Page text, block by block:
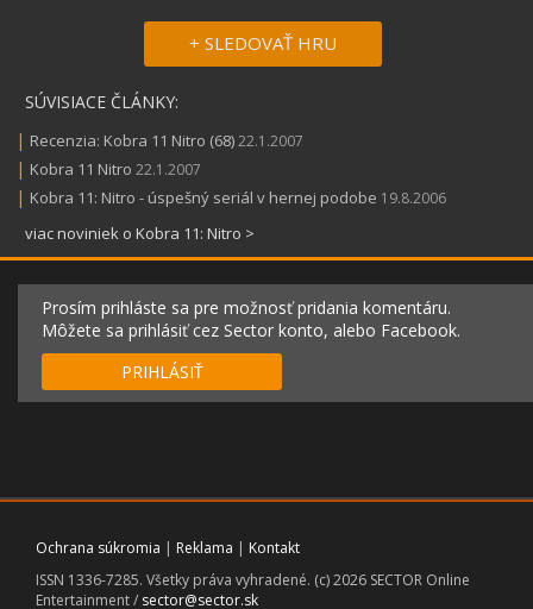
+ SLEDOVAŤ HRU
SÚVISIACE ČLÁNKY:
| Recenzia: Kobra 11 Nitro (68)22.1.2007
| Kobra 11 Nitro 22.1.2007
| Kobra 11: Nitro - úspešný seriál v hernej podobe 19.8.2006
viac noviniek o Kobra 11: Nitro >
Prosím prihláste sa pre možnosť pridania komentáru.
Môžete sa prihlásiť cez Sector konto, alebo Facebook.
PRIHLÁSIŤ
Ochrana súkromia | Reklama | Kontakt
ISSN 1336-7285. Všetky práva vyhradené. (c) 2026 SECTOR Online
Entertainment / sector@sector.sk